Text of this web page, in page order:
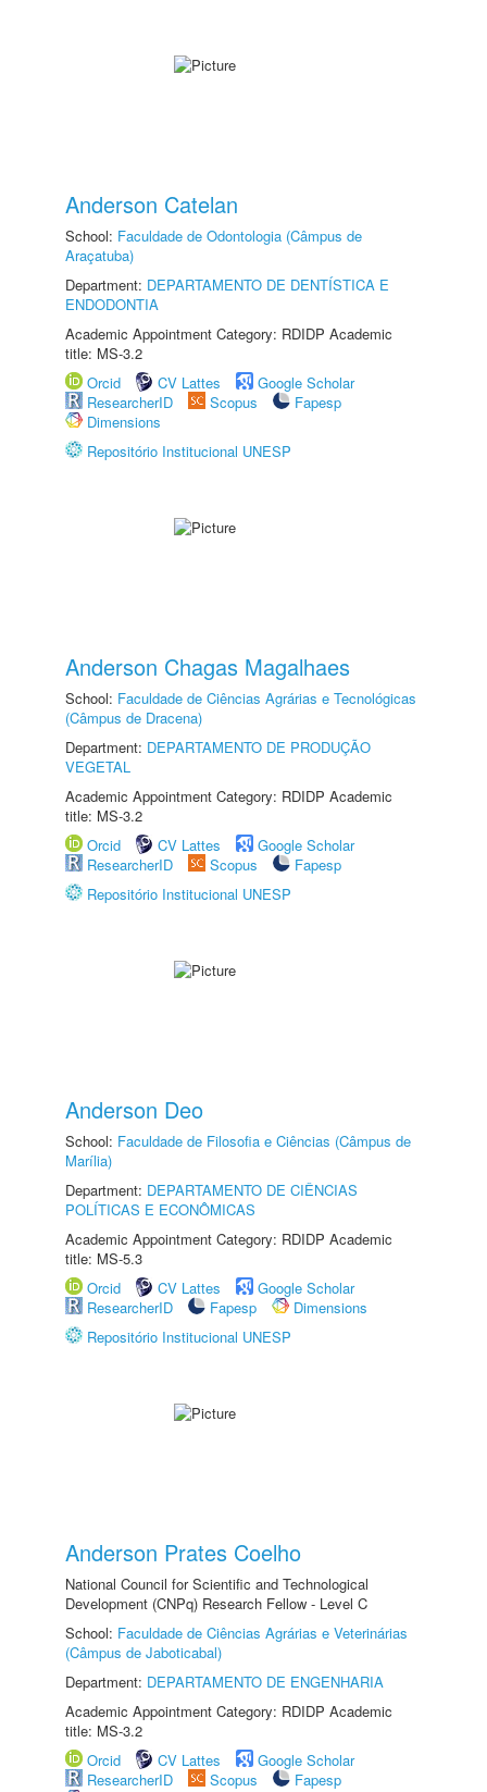
Anderson Catelan
School: Faculdade de Odontologia (Câmpus de
Araçatuba)
Department: DEPARTAMENTO DE DENTÍSTICA E
ENDODONTIA
Academic Appointment Category: RDIDP Academic
title: MS-3.2
Orcid
CV Lattes
Google Scholar
ResearcherID
Scopus
Fapesp
Dimensions
Repositório Institucional UNESP
Anderson Chagas Magalhaes
School: Faculdade de Ciências Agrárias e Tecnológicas
(Câmpus de Dracena)
Department: DEPARTAMENTO DE PRODUÇÃO
VEGETAL
Academic Appointment Category: RDIDP Academic
title: MS-3.2
Orcid
CV Lattes
Google Scholar
ResearcherID
Scopus
Fapesp
Repositório Institucional UNESP
Anderson Deo
School: Faculdade de Filosofia e Ciências (Câmpus de
Marília)
Department: DEPARTAMENTO DE CIÊNCIAS
POLÍTICAS E ECONÔMICAS
Academic Appointment Category: RDIDP Academic
title: MS-5.3
Orcid
CV Lattes
Google Scholar
ResearcherID
Fapesp
Dimensions
Repositório Institucional UNESP
Anderson Prates Coelho
National Council for Scientific and Technological
Development (CNPq) Research Fellow - Level C
School: Faculdade de Ciências Agrárias e Veterinárias
(Câmpus de Jaboticabal)
Department: DEPARTAMENTO DE ENGENHARIA
Academic Appointment Category: RDIDP Academic
title: MS-3.2
Orcid
CV Lattes
Google Scholar
ResearcherID
Scopus
Fapesp